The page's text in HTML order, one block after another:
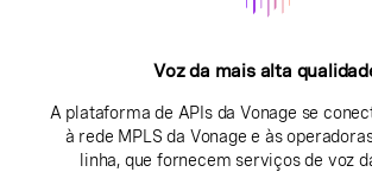
Voz da mais alta
A plataforma de APIs da Vonage se
à rede MPLS da Vonage e às
linha, que fornecem serviços de voz